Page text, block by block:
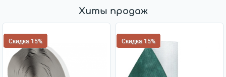
Хиты продаж
Скидка 15% Скидка 15%